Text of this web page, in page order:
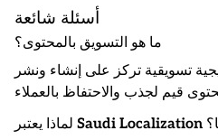
أسئلة شائعة
ما هو التسويق بالمحتوى؟
تسويقية تركز على إنشاء ونشر
Saudi Localization